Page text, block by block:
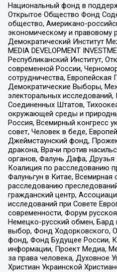
Национальный фонд в
Открытое Общество Фонд
общество, Американо-
экономическому и правовому
Демократический Институт
MEDIA DEVELOPMENT
Республиканский Институт,
современной России,
сотрудничества, Европейская
Демократические Выборы,
электоральных
Соединенных Штатов,
окружающей среды и
Россия, Всемирный конгресс
совет, Человек в беде,
Джеймстаунский фонд,
дракона, Врачи против
органов, Фалунь Дафа, Друзья
Коалиция по расследованию
Фалуньгун в Китае, Всемирная
расследованию
гражданский центр,
исследований при Совете
современности, Форум
Немецко-русский обмен, Бард
выбор, Фонд Ходорковского,
фонд, Фонд Будущее России,
информации, Проект Медиа,
за права человека, Духовное
Христиан Украинской